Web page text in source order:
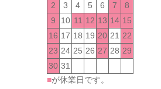
2
3 4 5 6 7
8
9
10 11 12 13 14 15
16 17 18 19 20 21 22
23 24 25 26 27 28 29
30 31
■が休業日です。